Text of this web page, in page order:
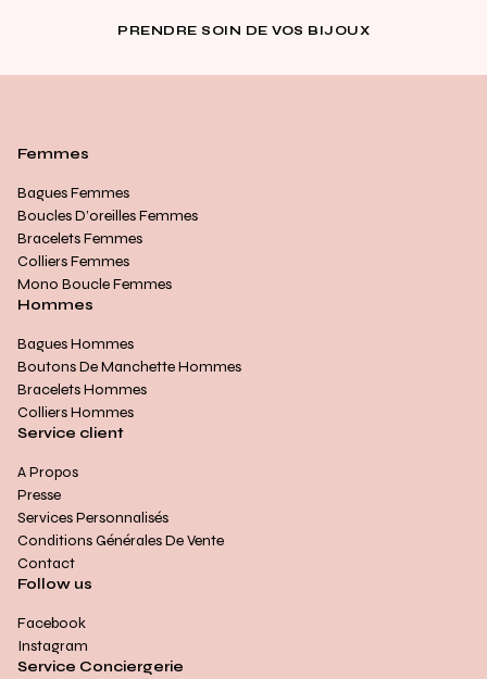
PRENDRE SOIN DE VOS BIJOUX
Femmes
Bagues Femmes
Boucles D’oreilles Femmes
Bracelets Femmes
Colliers Femmes
Mono Boucle Femmes
Hommes
Bagues Hommes
Boutons De Manchette Hommes
Bracelets Hommes
Colliers Hommes
Service client
A Propos
Presse
Services Personnalisés
Conditions Générales De Vente
Contact
Follow us
Facebook
Instagram
Service Conciergerie